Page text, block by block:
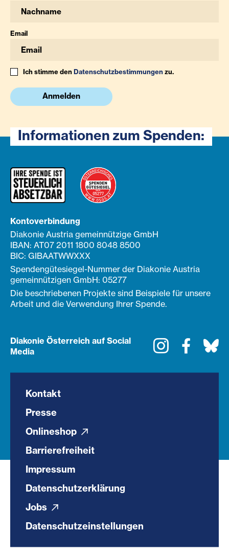
Email
Ich stimme denDatenschutzbestimmungenzu.
Anmelden
Informationen zum Spenden:
Kontoverbindung
Diakonie Austria gemeinnützige GmbH
IBAN: AT07 2011 1800 8048 8500
BIC: GIBAATWWXXX
Spendengütesiegel-Nummer der Diakonie Austria
gemeinnützigen GmbH: 05277
Die beschriebenen Projekte sind Beispiele für unsere
Arbeit und die Verwendung Ihrer Spende.
Diakonie Österreich auf Social
Media
Instagram
Kontakt
Presse
Onlineshop
Barrierefreiheit
Impressum
Datenschutzerklärung
Jobs
Datenschutzeinstellungen